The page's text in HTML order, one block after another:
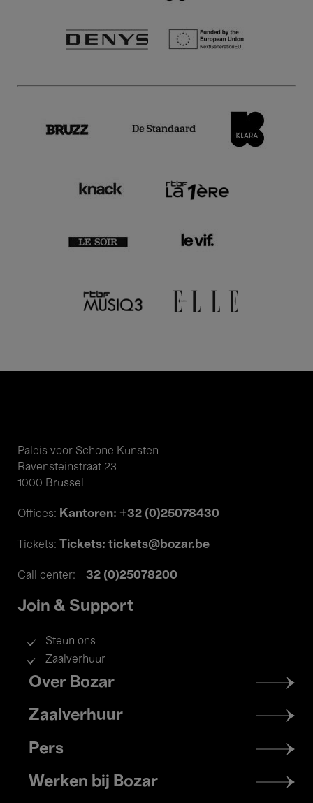
Paleis voor Schone Kunsten
Ravensteinstraat 23
1000 Brussel
Offices: Kantoren: +32 (0)25078430
Tickets: Tickets: tickets@bozar.be
Call center: +32 (0)25078200
Join & Support
Steun ons
Zaalverhuur
Footer
menu
Over Bozar
Zaalverhuur
Pers
Werken bij Bozar